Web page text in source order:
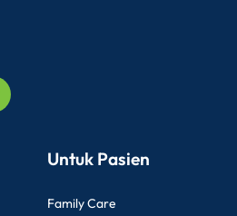
Untuk Pasien
Family Care